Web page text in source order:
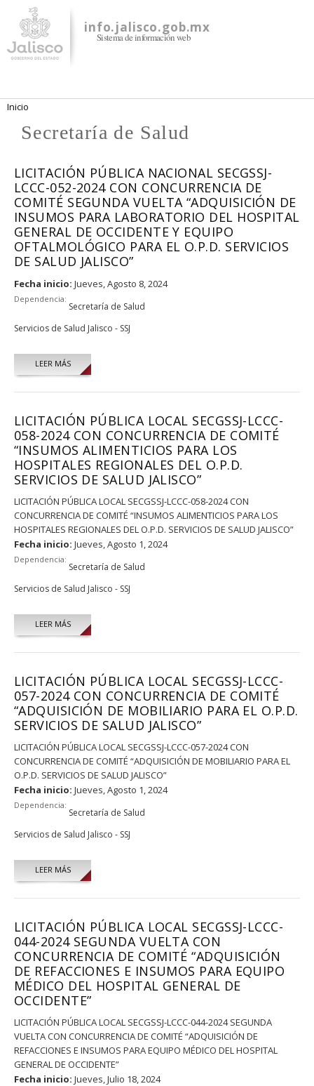
contenido
principal
info.jalisco.gob.mx
Sistema de información web
Se encuentra usted aquí
Inicio
Secretaría de Salud
LICITACIÓN PÚBLICA NACIONAL SECGSSJ-
LCCC-052-2024 CON CONCURRENCIA DE
COMITÉ SEGUNDA VUELTA “ADQUISICIÓN DE
INSUMOS PARA LABORATORIO DEL HOSPITAL
GENERAL DE OCCIDENTE Y EQUIPO
OFTALMOLÓGICO PARA EL O.P.D. SERVICIOS
DE SALUD JALISCO”
Fecha inicio: Jueves, Agosto 8, 2024
Dependencia:
Secretaría de Salud
Servicios de Salud Jalisco - SSJ
LEER MÁS
LICITACIÓN PÚBLICA LOCAL SECGSSJ-LCCC-
058-2024 CON CONCURRENCIA DE COMITÉ
“INSUMOS ALIMENTICIOS PARA LOS
HOSPITALES REGIONALES DEL O.P.D.
SERVICIOS DE SALUD JALISCO”
LICITACIÓN PÚBLICA LOCAL SECGSSJ-LCCC-058-2024 CON
CONCURRENCIA DE COMITÉ “INSUMOS ALIMENTICIOS PARA LOS
HOSPITALES REGIONALES DEL O.P.D. SERVICIOS DE SALUD JALISCO”
Fecha inicio: Jueves, Agosto 1, 2024
Dependencia:
Secretaría de Salud
Servicios de Salud Jalisco - SSJ
LEER MÁS
LICITACIÓN PÚBLICA LOCAL SECGSSJ-LCCC-
057-2024 CON CONCURRENCIA DE COMITÉ
“ADQUISICIÓN DE MOBILIARIO PARA EL O.P.D.
SERVICIOS DE SALUD JALISCO”
LICITACIÓN PÚBLICA LOCAL SECGSSJ-LCCC-057-2024 CON
CONCURRENCIA DE COMITÉ “ADQUISICIÓN DE MOBILIARIO PARA EL
O.P.D. SERVICIOS DE SALUD JALISCO”
Fecha inicio: Jueves, Agosto 1, 2024
Dependencia:
Secretaría de Salud
Servicios de Salud Jalisco - SSJ
LEER MÁS
LICITACIÓN PÚBLICA LOCAL SECGSSJ-LCCC-
044-2024 SEGUNDA VUELTA CON
CONCURRENCIA DE COMITÉ “ADQUISICIÓN
DE REFACCIONES E INSUMOS PARA EQUIPO
MÉDICO DEL HOSPITAL GENERAL DE
OCCIDENTE”
LICITACIÓN PÚBLICA LOCAL SECGSSJ-LCCC-044-2024 SEGUNDA
VUELTA CON CONCURRENCIA DE COMITÉ “ADQUISICIÓN DE
REFACCIONES E INSUMOS PARA EQUIPO MÉDICO DEL HOSPITAL
GENERAL DE OCCIDENTE”
Fecha inicio: Jueves, Julio 18, 2024